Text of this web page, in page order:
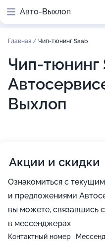
Авто-Выхлоп
Главная / Чип-тюнинг Saab
Чип-тюнинг
Выхлоп
Акции и скидки
Ознакомиться с
и предложениями
вы можете, связавшись
в мессенджерах
Контактный номер